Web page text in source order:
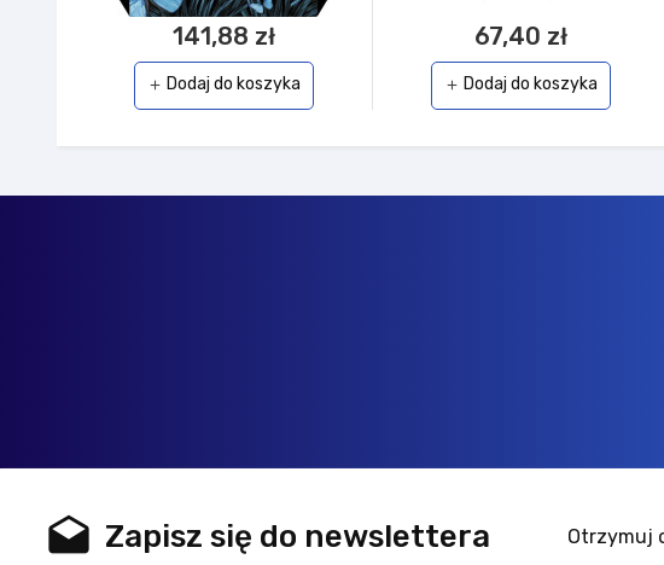
141,88 zł
add Dodaj do koszyka
67,40 zł
add Dodaj do koszyka
drafts Zapisz się do newslettera Otrzymuj